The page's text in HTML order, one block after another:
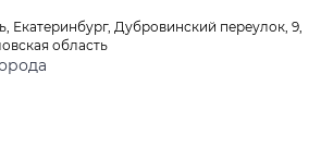
Екатеринбург, Дубровинский переулок, 9,
область